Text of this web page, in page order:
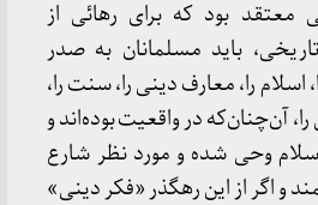
بود که برای رهائی از
باید مسلمانان به صدر
اسلام را، معارف دینی را، سنت را،
آن‌چنان‌که در واقعیت بوده‌اند و
وحی شده و مورد نظر شارع
و اگر از این رهگذر «فکر دینی»